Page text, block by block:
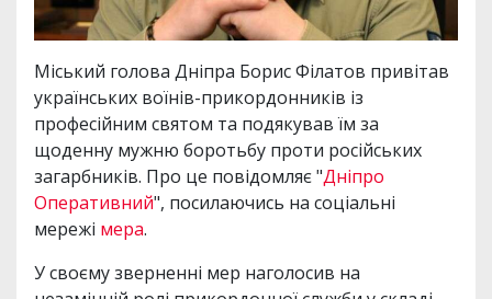
Міський голова Дніпра Борис Філатов привітав
українських воїнів-прикордонників із
професійним святом та подякував їм за
щоденну мужню боротьбу проти російських
загарбників. Про це повідомляє "Дніпро
Оперативний", посилаючись на соціальні
мережі мера.
У своєму зверненні мер наголосив на